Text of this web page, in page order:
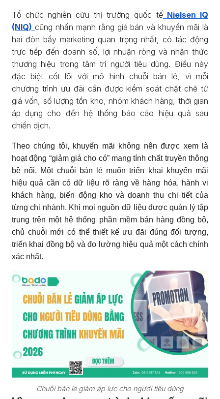
Tổ chức nghiên cứu thị trường quốc tế Nielsen IQ
(NIQ) cũng nhấn mạnh rằng giá bán và khuyến mãi là
hai đòn bẩy marketing quan trọng nhất, có tác động
trực tiếp đến doanh số, lợi nhuận ròng và nhận thức
thương hiệu trong tâm trí người tiêu dùng. Điều này
đặc biệt cốt lõi với mô hình chuỗi bán lẻ, vì mỗi
chương trình ưu đãi cần được kiểm soát chặt chẽ từ
giá vốn, số lượng tồn kho, nhóm khách hàng, thời gian
áp dụng cho đến hệ thống báo cáo hiệu quả sau
chiến dịch.
Theo chúng tôi, khuyến mãi không nên được xem là
hoạt động “giảm giá cho có” mang tính chất truyền thông
bề nổi. Một chuỗi bán lẻ muốn triển khai khuyến mãi
hiệu quả cần có dữ liệu rõ ràng về hàng hóa, hành vi
khách hàng, biến động kho và doanh thu chi tiết của
từng chi nhánh. Khi mọi nguồn dữ liệu được quản lý tập
trung trên một hệ thống phần mềm bán hàng đồng bộ,
chủ chuỗi mới có thể thiết kế ưu đãi đúng đối tượng,
triển khai đồng bộ và đo lường hiệu quả một cách chính
xác nhất.
Chuỗi bán lẻ giảm áp lực cho người tiêu dùng